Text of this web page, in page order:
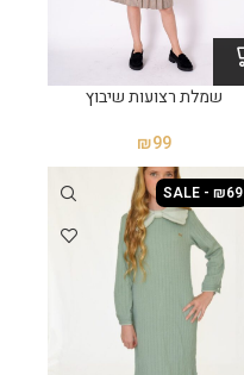
שמלת רצועות שיבוץ
₪99
SALE - ₪69